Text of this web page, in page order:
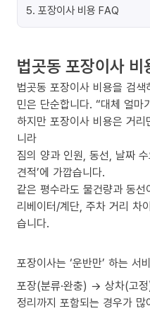
5. 포장이사 비용 FAQ
법곳동 포장이사 비
법곳동 포장이사 비용을 검
민은 단순합니다. “대체 얼마
하지만 포장이사 비용은 거
니라
짐의 양과 인원, 동선, 날짜
견적’에 가깝습니다.
같은 평수라도 물건량과 동
리베이터/계단, 주차 거리 차
습니다.
포장이사는 ‘운반만’ 하는 서
포장(분류·완충) → 상차(
정리까지 포함되는 경우가 많